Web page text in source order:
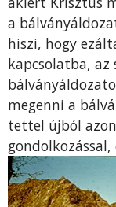
a
hiszi, hogy
kapcsolatba, az
megenni a
tettel újból
gondolkozással,